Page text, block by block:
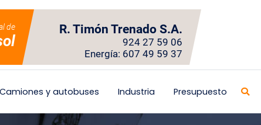
de R. Timón Trenado S.A.
924 27 59 06
Energía: 607 49 59 37
Camiones y autobuses Industria Presupuesto